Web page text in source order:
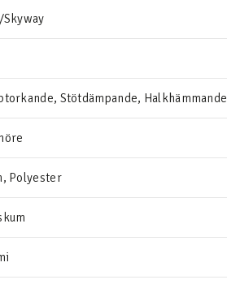
Stötdämpande, Halkhämmande
Polyester